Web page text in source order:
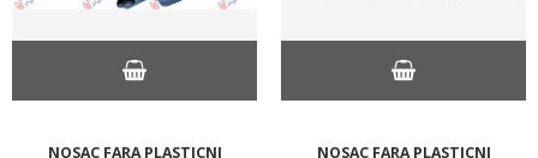
NOSAC FARA PLASTICNI NOSAC FARA PLASTICNI